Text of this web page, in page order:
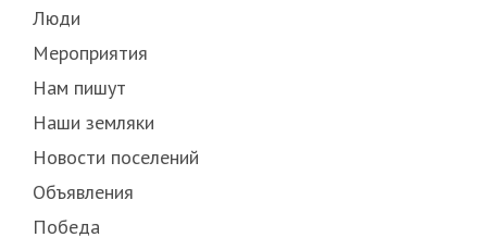
Люди
Мероприятия
Нам пишут
Наши земляки
Новости поселений
Объявления
Победа